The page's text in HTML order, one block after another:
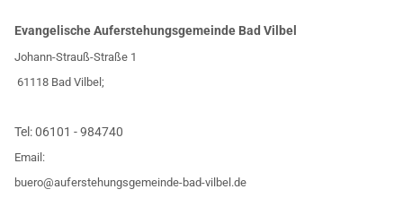
Evangelische Auferstehungsgemeinde Bad Vilbel
Johann-Strauß-Straße 1
61118 Bad Vilbel;
Tel:06101 - 984740
Email:
buero@auferstehungsgemeinde-bad-vilbel.de